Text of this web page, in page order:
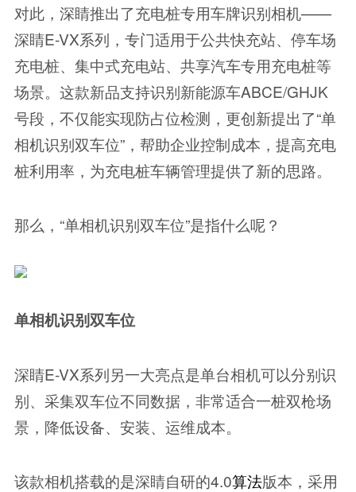
对此，深睛推出了充电桩专用车牌识别相机——
深睛E-VX系列，专门适用于公共快充站、停车场
充电桩、集中式充电站、共享汽车专用充电桩等
场景。这款新品支持识别新能源车ABCE/GHJK
号段，不仅能实现防占位检测，更创新提出了“单
相机识别双车位”，帮助企业控制成本，提高充电
桩利用率，为充电桩车辆管理提供了新的思路。
那么，“单相机识别双车位”是指什么呢？
单相机识别双车位
深睛E-VX系列另一大亮点是单台相机可以分别识
别、采集双车位不同数据，非常适合一桩双枪场
景，降低设备、安装、运维成本。
该款相机搭载的是深睛自研的4.0算法版本，采用